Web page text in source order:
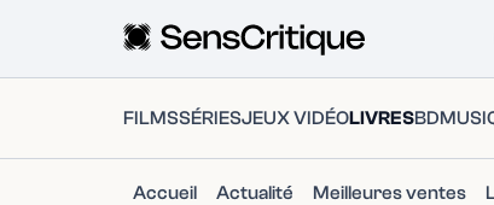
FILMSSÉRIESJEUX VIDÉOLIVRESBD
Accueil Actualité Meilleures ventes